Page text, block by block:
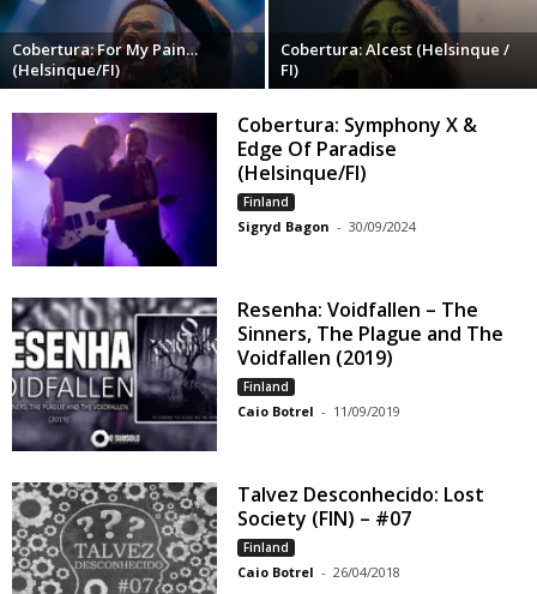
Cobertura: For My Pain…
(Helsinque/FI)
Cobertura: Alcest (Helsinque /
FI)
Cobertura: Symphony X &
Edge Of Paradise
(Helsinque/FI)
Finland
Sigryd Bagon - 30/09/2024
Resenha: Voidfallen – The
Sinners, The Plague and The
Voidfallen (2019)
Finland
Caio Botrel - 11/09/2019
Talvez Desconhecido: Lost
Society (FIN) – #07
Finland
Caio Botrel - 26/04/2018